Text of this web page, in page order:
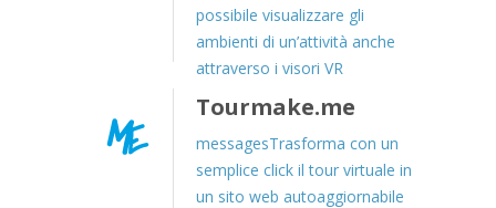
possibile visualizzare gli
ambienti di un’attività anche
attraverso i visori VR
Tourmake.me
messagesTrasforma con un
semplice click il tour virtuale in
un sito web autoaggiornabile